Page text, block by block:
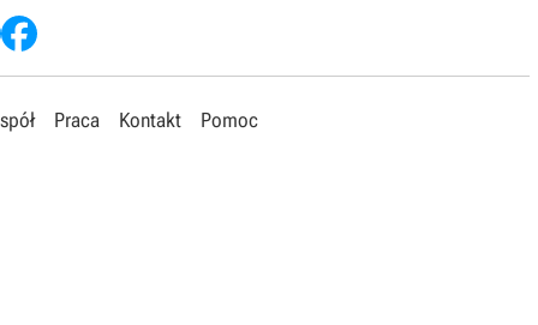
Praca Kontakt Pomoc